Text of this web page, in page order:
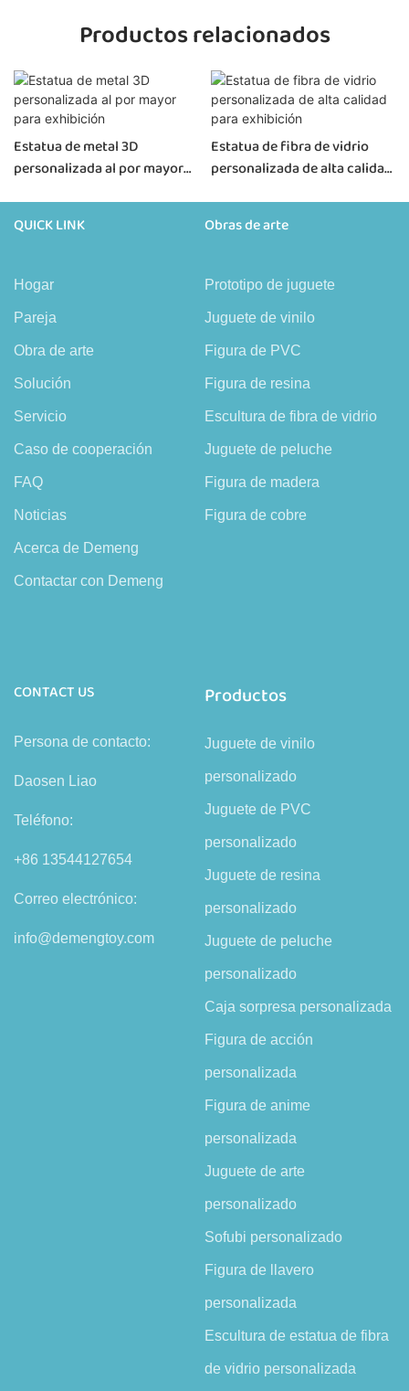
Productos relacionados
Estatua de metal 3D
personalizada al por mayor
Estatua de fibra de vidrio
personalizada de alta calidad
QUICK LINK
Hogar
Pareja
Obra de arte
Solución
Servicio
Caso de cooperación
FAQ
Noticias
Acerca de Demeng
Contactar con Demeng
Obras de arte
Prototipo de juguete
Juguete de vinilo
Figura de PVC
Figura de resina
Escultura de fibra de vidrio
Juguete de peluche
Figura de madera
Figura de cobre
CONTACT US
Persona de contacto:
Daosen Liao
Teléfono:
+86 13544127654
Correo electrónico:
info@demengtoy.com
Productos
Juguete de vinilo
personalizado
Juguete de PVC
personalizado
Juguete de resina
personalizado
Juguete de peluche
personalizado
Caja sorpresa personalizada
Figura de acción
personalizada
Figura de anime
personalizada
Juguete de arte
personalizado
Sofubi personalizado
Figura de llavero
personalizada
Escultura de estatua de fibra
de vidrio personalizada